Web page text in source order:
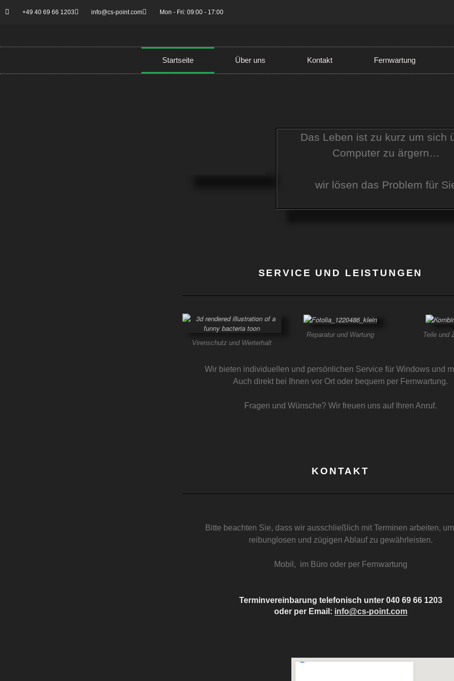
+49 40 69 66 1203 info@cs-point.com Mon - Fri: 09:00 - 17:00
Startseite Über uns Kontakt Fernwartung
Das Leben ist zu kurz um sich
Computer zu ärgern…
wir lösen das Problem für
SERVICE UND LEISTUNGEN
Virenschutz und Werterhalt
Reparatur und Wartung Teile und
Wir bieten individuellen und persönlichen Service für Windows und
Auch direkt bei Ihnen vor Ort oder bequem per Fernwartung.
Fragen und Wünsche? Wir freuen uns auf Ihren Anruf.
KONTAKT
Bitte beachten Sie, dass wir ausschließlich mit Terminen arbeiten,
reibunglosen und zügigen Ablauf zu gewährleisten.
Mobil, im Büro oder per Fernwartung
Terminvereinbarung telefonisch unter 040 69 66 1203
oderper Email: info@cs-point.com